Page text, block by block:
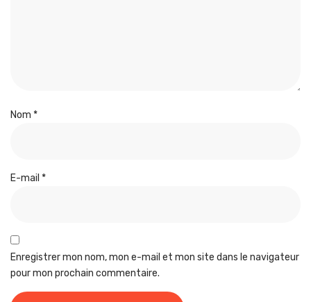
Nom *
E-mail *
Enregistrer mon nom, mon e-mail et mon site dans le navigateur
pour mon prochain commentaire.